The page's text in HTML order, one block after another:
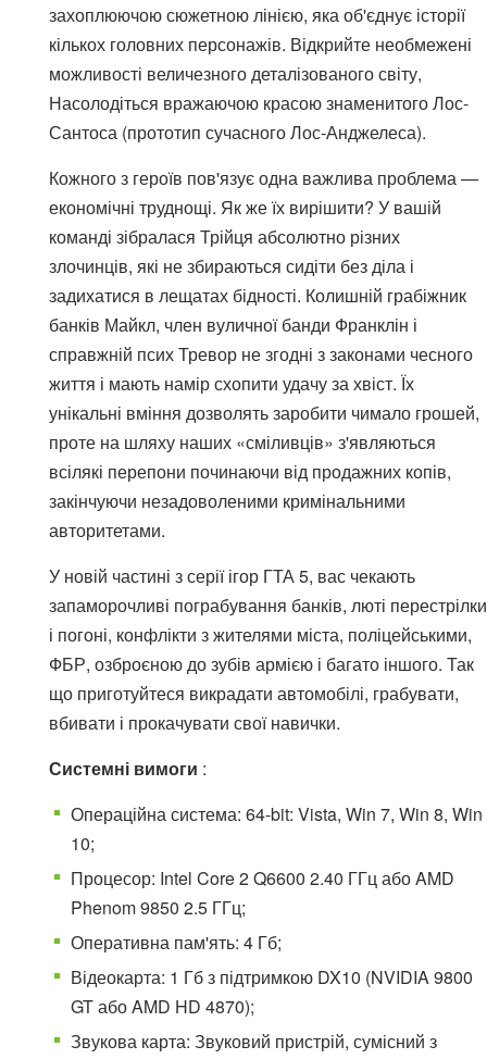
захоплюючою сюжетною лінією, яка об'єднує історії
кількох головних персонажів. Відкрийте необмежені
можливості величезного деталізованого світу,
Насолодіться вражаючою красою знаменитого Лос-
Сантоса (прототип сучасного Лос-Анджелеса).
Кожного з героїв пов'язує одна важлива проблема —
економічні труднощі. Як же їх вирішити? У вашій
команді зібралася Трійця абсолютно різних
злочинців, які не збираються сидіти без діла і
задихатися в лещатах бідності. Колишній грабіжник
банків Майкл, член вуличної банди Франклін і
справжній псих Тревор не згодні з законами чесного
життя і мають намір схопити удачу за хвіст. Їх
унікальні вміння дозволять заробити чимало грошей,
проте на шляху наших «сміливців» з'являються
всілякі перепони починаючи від продажних копів,
закінчуючи незадоволеними кримінальними
авторитетами.
У новій частині з серії ігор ГТА 5, вас чекають
запаморочливі пограбування банків, люті перестрілки
і погоні, конфлікти з жителями міста, поліцейськими,
ФБР, озброєною до зубів армією і багато іншого. Так
що приготуйтеся викрадати автомобілі, грабувати,
вбивати і прокачувати свої навички.
Системні вимоги :
Операційна система: 64-bit: Vista, Win 7, Win 8, Win
10;
Процесор: Intel Core 2 Q6600 2.40 ГГц або AMD
Phenom 9850 2.5 ГГц;
Оперативна пам'ять: 4 Гб;
Відеокарта: 1 Гб з підтримкою DX10 (NVIDIA 9800
GT або AMD HD 4870);
Звукова карта: Звуковий пристрій, сумісний з